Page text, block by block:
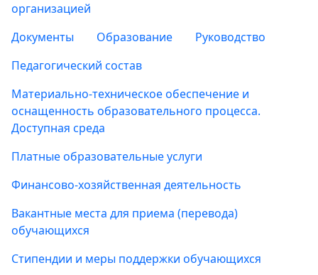
организацией
Документы
Образование
Руководство
Педагогический состав
Материально-техническое обеспечение и
оснащенность образовательного процесса.
Доступная среда
Платные образовательные услуги
Финансово-хозяйственная деятельность
Вакантные места для приема (перевода)
обучающихся
Стипендии и меры поддержки обучающихся